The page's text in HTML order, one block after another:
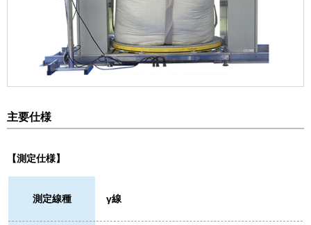
主要仕様
【測定仕様】
測定線種 γ線